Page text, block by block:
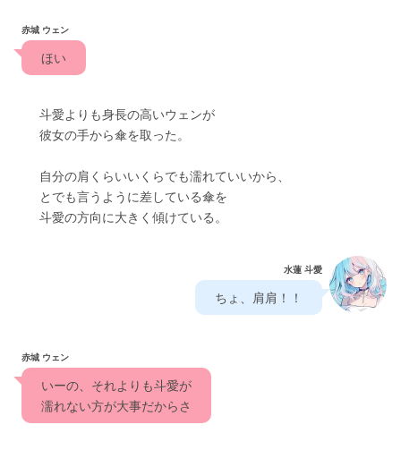
赤城 ウェン
ほい
斗愛よりも身長の高いウェンが
彼女の手から傘を取った。
自分の肩くらいいくらでも濡れていいから、
とでも言うように差している傘を
斗愛の方向に大きく傾けている。
水蓮 斗愛
ちょ、肩肩！！
赤城 ウェン
いーの、それよりも斗愛が
濡れない方が大事だからさ